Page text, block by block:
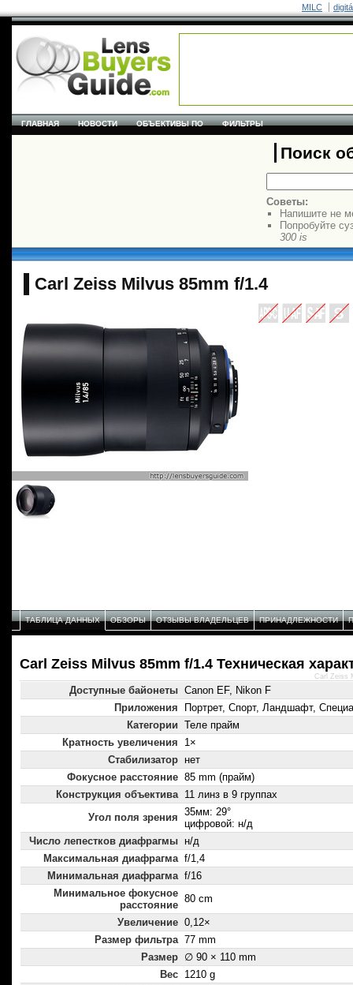
MILC
ГЛАВНАЯ НОВОСТИ ОБЪЕКТИВЫ ПО ФИЛЬТРЫ
Поиск
Советы:
Напишите не
Попробуйте
300 is
Carl Zeiss Milvus 85mm f/1.4
ТАБЛИЦА ДАННЫХ ОБЗОРЫ ОТЗЫВЫ ВЛАДЕЛЬЦЕВ ПРИНАДЛЕЖНОСТИ
Carl Zeiss Milvus 85mm f/1.4 Техническая
Доступные байонеты Canon EF, Nikon F
Приложения
Портрет, Спорт, Ландшафт,
Категории Теле прайм
Кратность увеличения
1×
Стабилизатор нет
Фокусное расстояние 85 mm (прайм)
Конструкция объектива 11 линз в 9 группах
Угол поля зрения 35мм: 29°
цифровой: н/д
Число лепестков диафрагмы н/д
Максимальная диафрагма f/1,4
Минимальная диафрагма f/16
Минимальное фокусное
расстояние
80 cm
Увеличение 0,12×
Размер фильтра 77 mm
Размер ∅ 90 × 110 mm
Вес 1210 g
Carl Zeiss